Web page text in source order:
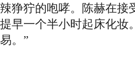
辣狰狞的咆哮。陈赫在接
提早一个半小时起床化妆
易。”